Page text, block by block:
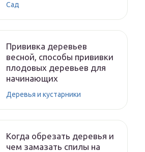
Сад
Прививка деревьев
весной, способы прививки
плодовых деревьев для
начинающих
Деревья и кустарники
Когда обрезать деревья и
чем замазать спилы на